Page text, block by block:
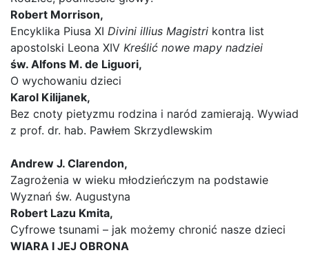
Robert Morrison,
Encyklika Piusa XI Divini illius Magistri kontra list
apostolski Leona XIV Kreślić nowe mapy nadziei
św. Alfons M. de Liguori,
O wychowaniu dzieci
Karol Kilijanek,
Bez cnoty pietyzmu rodzina i naród zamierają. Wywiad
z prof. dr. hab. Pawłem Skrzydlewskim
Andrew J. Clarendon,
Zagrożenia w wieku młodzieńczym na podstawie
Wyznań św. Augustyna
Robert Lazu Kmita,
Cyfrowe tsunami – jak możemy chronić nasze dzieci
WIARA I JEJ OBRONA